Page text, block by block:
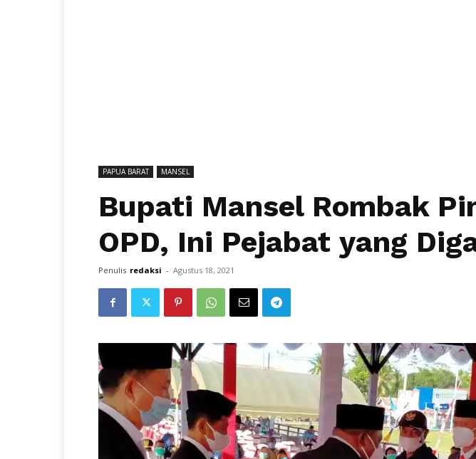
PAPUA BARAT MANSEL
Bupati Mansel Rombak
OPD, Ini Pejabat yang
Penulis redaksi - Agustus 18, 2021